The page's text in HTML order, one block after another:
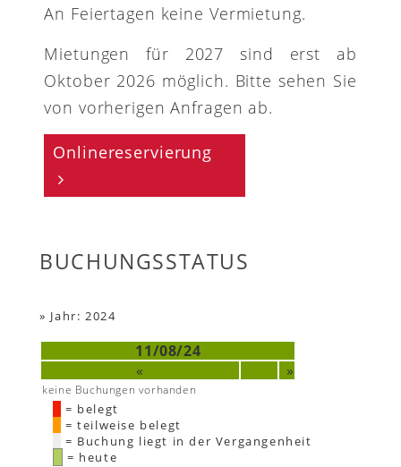
An Feiertagen keine Vermietung.
Mietungen für 2027 sind erst ab
Oktober 2026 möglich. Bitte sehen Sie
von vorherigen Anfragen ab.
Onlinereservierung
BUCHUNGSSTATUS
» Jahr: 2024
11/08/24
«
»
keine Buchungen vorhanden
= belegt
= teilweise belegt
= Buchung liegt in der Vergangenheit
= heute